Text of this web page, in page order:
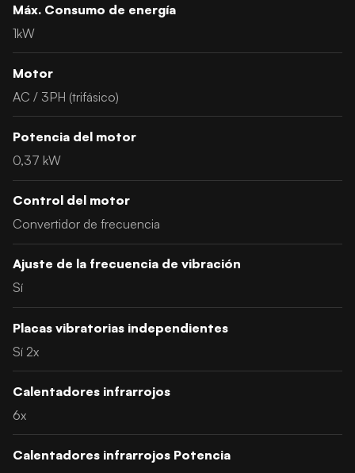
Máx. Consumo de energía
1kW
Motor
AC / 3PH (trifásico)
Potencia del motor
0,37 kW
Control del motor
Convertidor de frecuencia
Ajuste de la frecuencia de vibración
Sí
Placas vibratorias independientes
Sí 2x
Calentadores infrarrojos
6x
Calentadores infrarrojos Potencia